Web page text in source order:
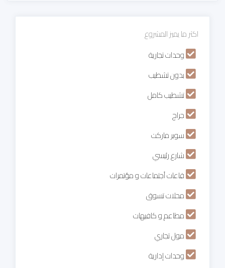
اكثر ما يميز المشروع
وحدات تجارية
بدون تشطيب
تشطيب كامل
جراج
سوبر ماركت
شارع رئيسي
قاعات أجتماعات و مؤتمرات
محلات تسوق
مطاعم و كافيهات
مول تجاري
وحدات إدارية